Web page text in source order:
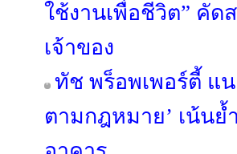
ใช้งานเพื่อชีวิต” คัด
เจ้าของ
ทัช พร็อพเพอร์ตี้ แน
ตามกฎหมาย’ เน้น